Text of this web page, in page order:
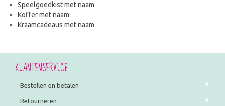
Speelgoedkist met naam
Koffer met naam
Kraamcadeaus met naam
KLANTENSERVICE
Bestellen en betalen
Retourneren